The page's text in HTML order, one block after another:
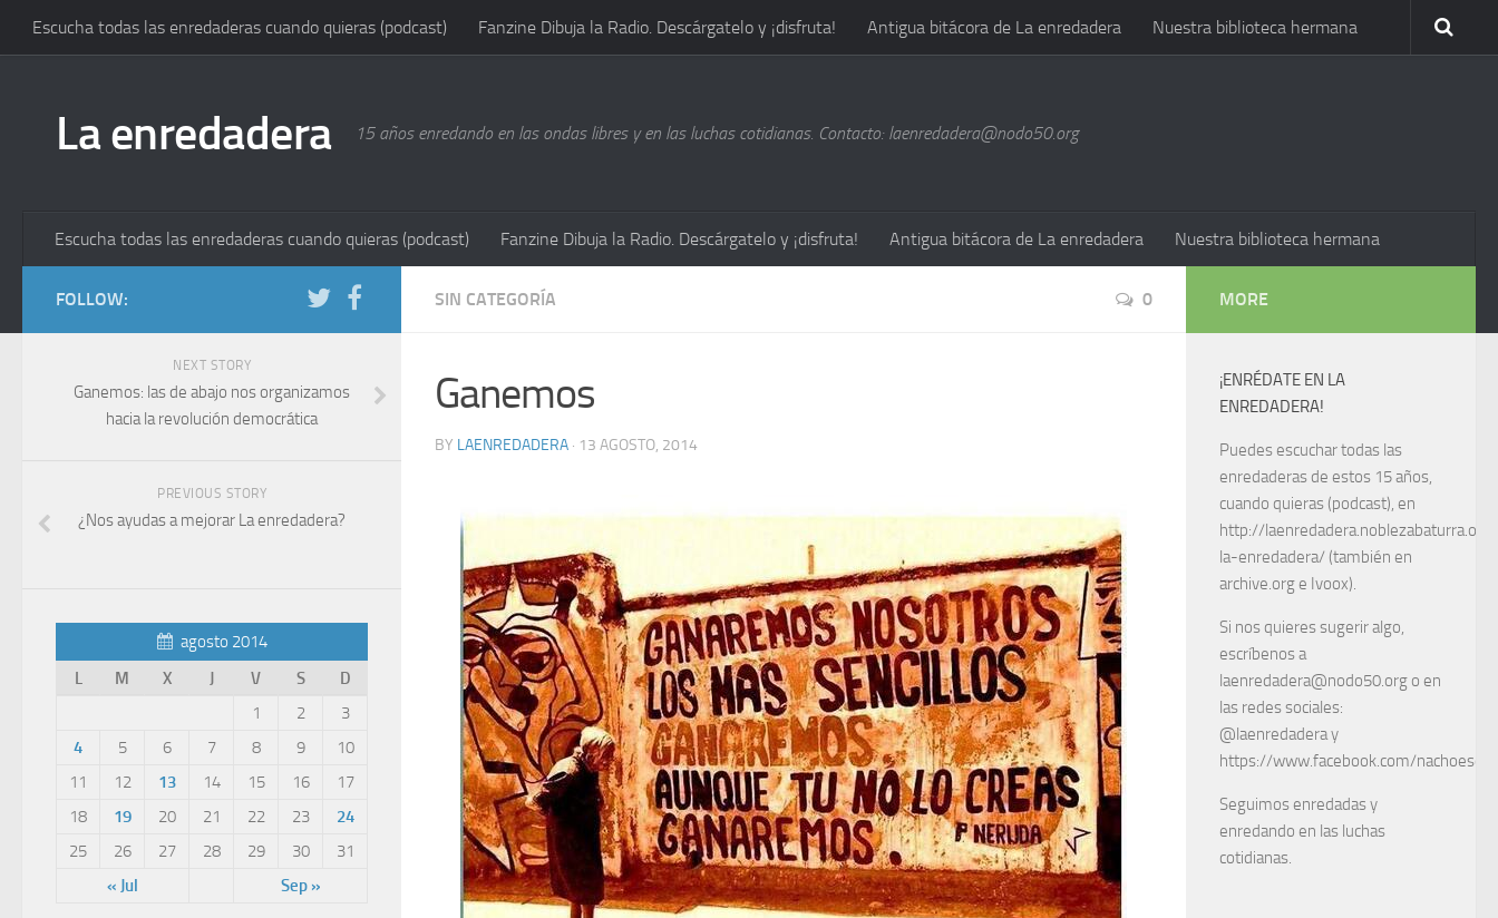
Escucha todas las enredaderas cuando quieras (podcast) Fanzine Dibuja la Radio. Descárgatelo y ¡disfruta! Antigua bitácora de La enredadera Nuestra biblioteca hermana
La enredadera 15 años enredando en las ondas libres y en las luchas cotidianas. Contacto: laenredadera@nodo50.org
Escucha todas las enredaderas cuando quieras (podcast) Fanzine Dibuja la Radio. Descárgatelo y ¡disfruta! Antigua bitácora de La enredadera Nuestra biblioteca hermana
SIN CATEGORÍA 0
Ganemos
BY LAENREDADERA · 13 AGOSTO, 2014
FOLLOW:
NEXT STORY
Ganemos: las de abajo nos organizamos
hacia la revolución democrática
PREVIOUS STORY
¿Nos ayudas a mejorar La enredadera?
agosto 2014
L
M X J V S D
« Jul Sep »
1 2
3
4
5 6 7 8 9
10
11
12 13 14 15 16
17
18
19 20 21 22 23
24
25
26 27 28 29 30 31
MORE
¡ENRÉDATE EN LA
ENREDADERA!
Puedes escuchar todas las
enredaderas de estos 15 años,
cuando quieras (podcast), en
http://
la-enredadera/ (también en
archive.org e Ivoox).
Si nos quieres sugerir algo,
escríbenos a
laenredadera@nodo50.org o en
las redes sociales:
@laenredadera y
https://www.facebook.com/
Seguimos enredadas y
enredando en las luchas
cotidianas.